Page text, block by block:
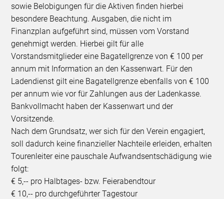
sowie Belobigungen für die Aktiven finden hierbei
besondere Beachtung. Ausgaben, die nicht im
Finanzplan aufgeführt sind, müssen vom Vorstand
genehmigt werden. Hierbei gilt für alle
Vorstandsmitglieder eine Bagatellgrenze von € 100 per
annum mit Information an den Kassenwart. Für den
Ladendienst gilt eine Bagatellgrenze ebenfalls von € 100
per annum wie vor für Zahlungen aus der Ladenkasse.
Bankvollmacht haben der Kassenwart und der
Vorsitzende.
Nach dem Grundsatz, wer sich für den Verein engagiert,
soll dadurch keine finanzieller Nachteile erleiden, erhalten
Tourenleiter eine pauschale Aufwandsentschädigung wie
folgt:
€ 5,-- pro Halbtages- bzw. Feierabendtour
€ 10,-- pro durchgeführter Tagestour